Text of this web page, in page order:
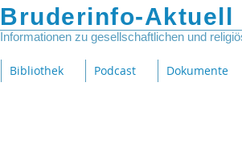
Bruderinfo-Aktuell
Informationen zu gesellschaftlichen und
Bibliothek Podcast Dokumente